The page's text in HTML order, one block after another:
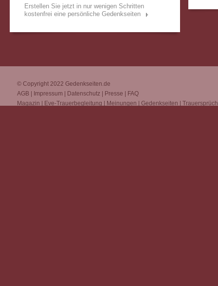
Erstellen Sie jetzt in nur wenigen Schritten
kostenfrei eine persönliche Gedenkseiten
© Copyright 2022 Gedenkseiten.de
AGB
Impressum Datenschutz Presse
FAQ
Magazin
Eve-Trauerbegleitung Meinungen Gedenkseiten